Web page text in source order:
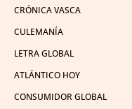
CRÓNICA VASCA
CULEMANÍA
LETRA GLOBAL
ATLÁNTICO HOY
CONSUMIDOR GLOBAL